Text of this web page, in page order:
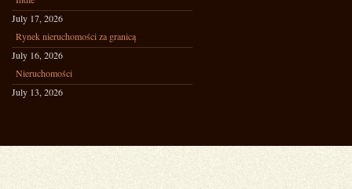
July 17, 2026
Rynek nieruchomości za granicą
July 16, 2026
Nieruchomości
July 13, 2026